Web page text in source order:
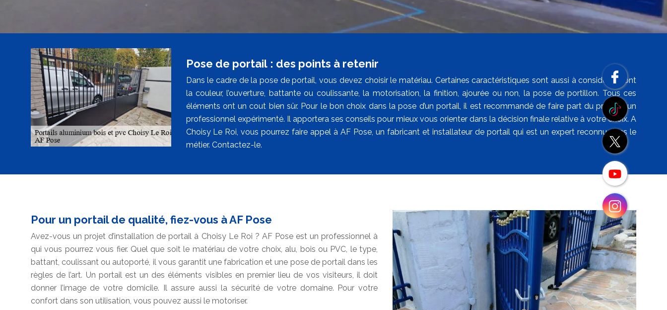
Pose de portail : des points à retenir
Dans le cadre de la pose de portail, vous devez choisir le matériau. Certaines caractéristiques sont aussi à considérer dont
la couleur, l’ouverture, battante ou coulissante, la motorisation, la finition, ajourée ou non, la pose de portillon. Tous ces
éléments ont un cout bien sûr. Pour le bon choix dans la pose d’un portail, il est recommandé de faire part du projet à un
professionnel expérimenté. Il apportera ses conseils pour mieux vous orienter dans la décision finale relative à votre choix. A
Choisy Le Roi, vous pourrez faire appel à AF Pose, un fabricant et installateur de portail qui est un expert reconnu dans le
métier. Contactez-le.
Pour un portail de qualité, fiez-vous à AF Pose
Avez-vous un projet d’installation de portail à Choisy Le Roi ? AF Pose est un professionnel à
qui vous pourrez vous fier. Quel que soit le matériau de votre choix, alu, bois ou PVC, le type,
battant, coulissant ou autoporté, il vous garantit une fabrication et une pose de portail dans les
règles de l’art. Un portail est un des éléments visibles en premier lieu de vos visiteurs, il doit
donner l’image de votre domicile. Il assure aussi la sécurité de votre domaine. Pour votre
confort dans son utilisation, vous pouvez aussi le motoriser.